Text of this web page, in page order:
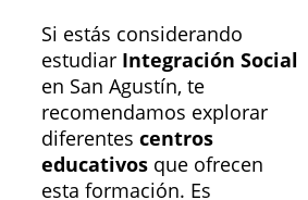
Si estás considerando
estudiar Integración Social
en San Agustín, te
recomendamos explorar
diferentes centros
educativos que ofrecen
esta formación. Es